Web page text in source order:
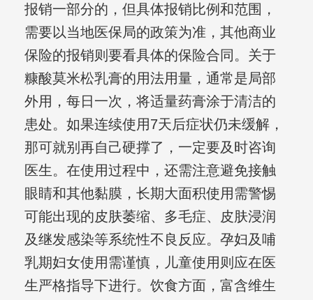
报销一部分的，但具体报销比例和范围，
需要以当地医保局的政策为准，其他商业
保险的报销则要看具体的保险合同。关于
糠酸莫米松乳膏的用法用量，通常是局部
外用，每日一次，将适量药膏涂于清洁的
患处。如果连续使用7天后症状仍未缓解，
那可就别再自己硬撑了，一定要及时咨询
医生。在使用过程中，还需注意避免接触
眼睛和其他黏膜，长期大面积使用需警惕
可能出现的皮肤萎缩、多毛症、皮肤浸润
及继发感染等系统性不良反应。孕妇及哺
乳期妇女使用需谨慎，儿童使用则应在医
生严格指导下进行。饮食方面，富含维生